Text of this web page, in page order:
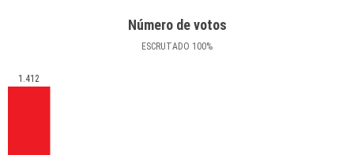
Número de votos
ESCRUTADO 100%
1.412